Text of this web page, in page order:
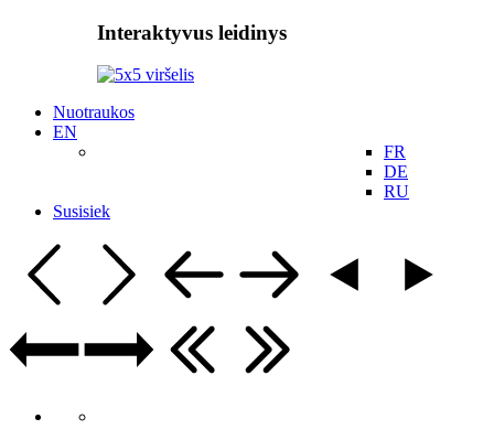
Interaktyvus leidinys
Nuotraukos
EN
FR
DE
RU
Susisiek